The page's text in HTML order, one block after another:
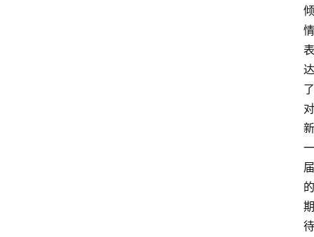
倾
情
表
达
了
对
新
一
届
的
期
待